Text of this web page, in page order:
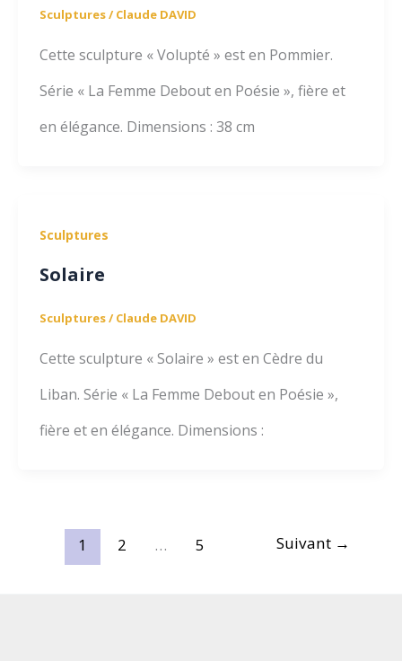
Sculptures/Claude DAVID
Cette sculpture « Volupté » est en Pommier.
Série « La Femme Debout en Poésie », fière et
en élégance. Dimensions : 38 cm
Sculptures
Solaire
Sculptures/Claude DAVID
Cette sculpture « Solaire » est en Cèdre du
Liban. Série « La Femme Debout en Poésie »,
fière et en élégance. Dimensions :
1 2 … 5 Suivant →